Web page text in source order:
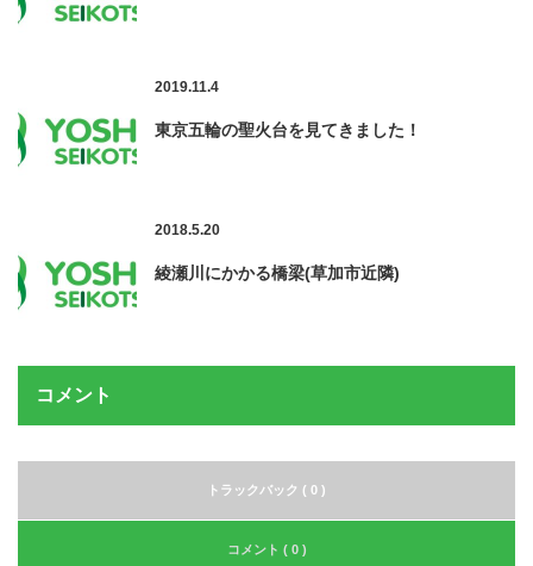
2019.11.4
東京五輪の聖火台を見てきました！
2018.5.20
綾瀬川にかかる橋梁(草加市近隣)
コメント
トラックバック ( 0 )
コメント ( 0 )